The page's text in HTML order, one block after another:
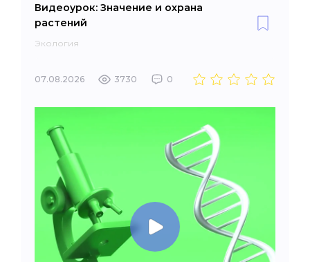
Видеоурок: Значение и охрана
растений
Экология
07.08.2026 3730 0